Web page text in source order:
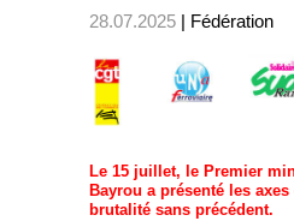
28.07.2025 | Fédération
Le 15 juillet, le Premier
Bayrou a présenté les axes
brutalité sans précédent.